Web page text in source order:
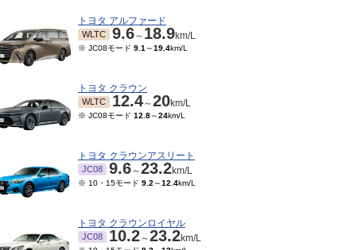
トヨタ アルファード
WLTC 9.6～ 18.9km/L
※ JC08モード 9.1 ～19.4km/L
トヨタ クラウン
WLTC 12.4～20km/L
※ JC08モード 12.8～24km/L
トヨタ クラウンアスリート
JC08 9.6～23.2km/L
※ 10・15モード 9.2 ～12.4km/L
トヨタ クラウンロイヤル
JC08 10.2～23.2km/L